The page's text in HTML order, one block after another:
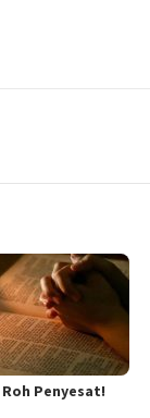
Penyesat!